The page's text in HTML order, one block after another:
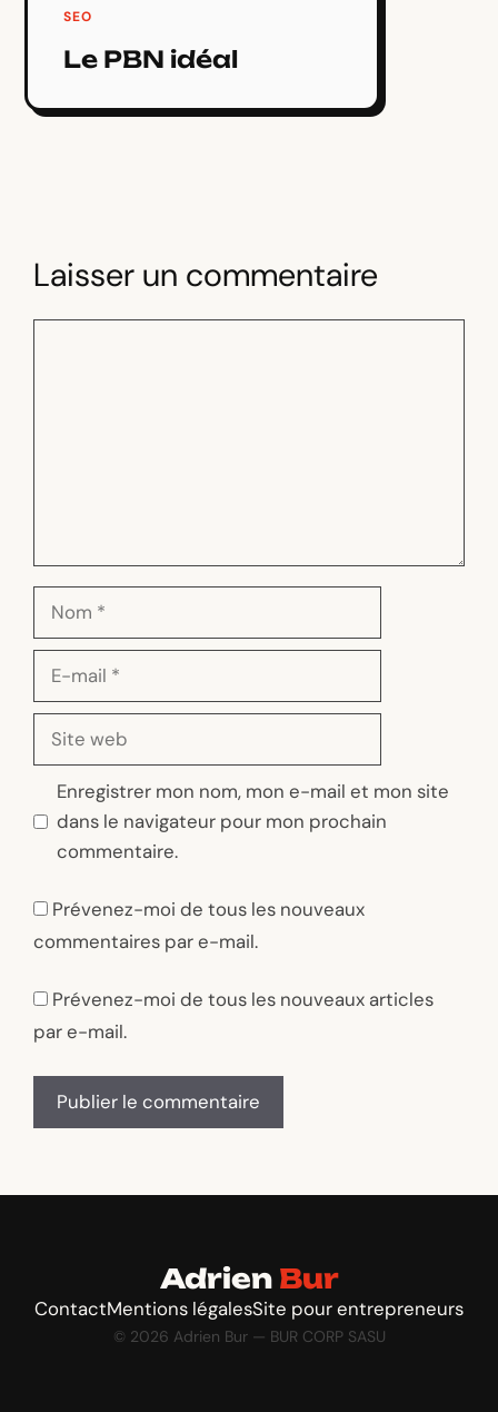
SEO
Le PBN idéal
Laisser un commentaire
Nom
Site
Enregistrer mon nom, mon e-mail et mon site
dans le navigateur pour mon prochain
commentaire.
Prévenez-moi de tous les nouveaux
commentaires par e-mail.
Prévenez-moi de tous les nouveaux articles
par e-mail.
Adrien Bur
ContactMentions légalesSite pour entrepreneurs
© 2026 Adrien Bur — BUR CORP SASU